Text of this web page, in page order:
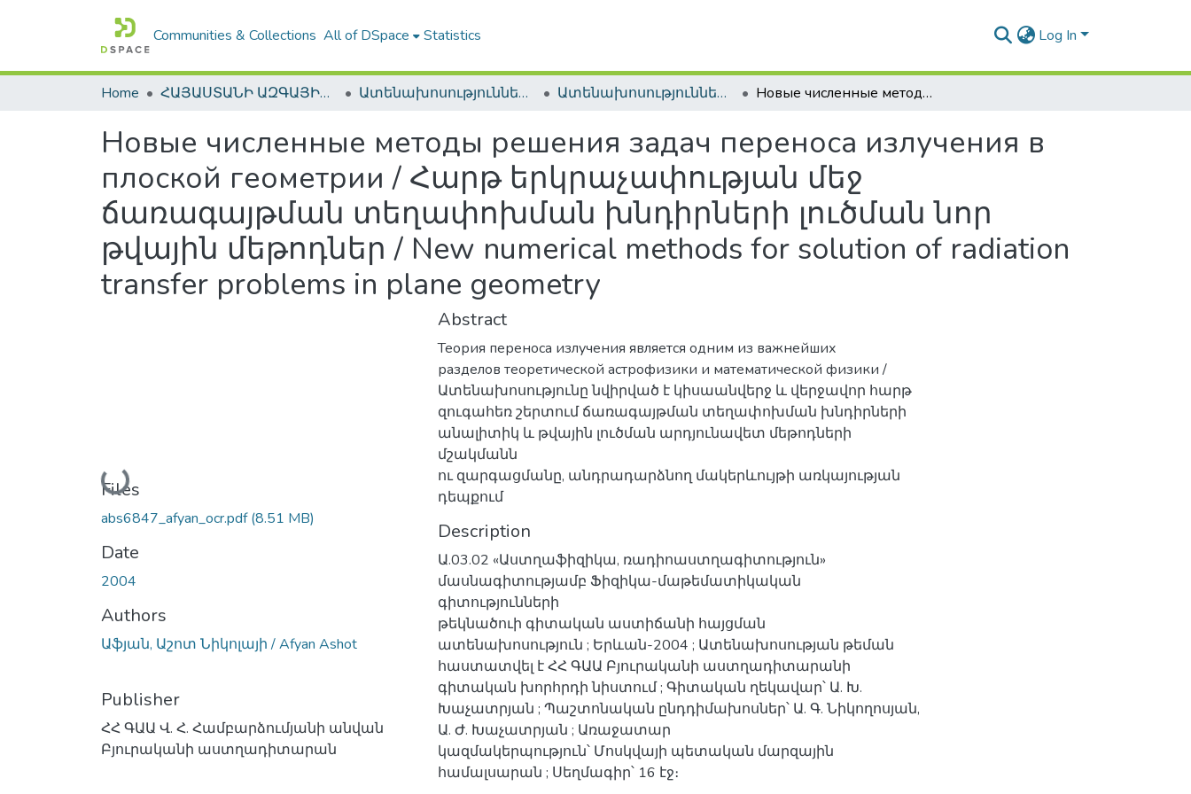
Communities & Collections All of DSpace Statistics Log In
Home ՀԱՅԱՍՏԱՆԻ ԱԶԳԱՅԻՆ ԳՐԱԴԱՐԱՆԻ ԹՎԱՅԻՆ ՊԱՀՈՑ / DIGITAL REPOSITORY OF NLA Ատենախոսություններ և սեղմագրեր / Theses & Abstracts Ատենախոսություններ և սեղմագրեր / Theses & Abstracts Новые численные методы решения задач переноса излучения в плоской геометрии / Հարթ երկրաչափության մեջ ճառագայթման տեղափոխման խնդիրների լուծման նոր թվային մեթոդներ / New numerical methods for solution of radiation transfer problems in plane geometry
Новые численные методы решения задач переноса излучения в
плоской геометрии / Հարթ երկրաչափության մեջ
ճառագայթման տեղափոխման խնդիրների լուծման նոր
թվային մեթոդներ / New numerical methods for solution of radiation
transfer problems in plane geometry
Loading...
Files
abs6847_afyan_ocr.pdf(8.51 MB)
Date
2004
Authors
Աֆյան, Աշոտ Նիկոլայի / Afyan Ashot
Publisher
ՀՀ ԳԱԱ Վ. Հ. Համբարձումյանի անվան
Բյուրականի աստղադիտարան
Abstract
Теория переноса излучения является одним из важнейших
разделов теоретической астрофизики и математической физики /
Ատենախոսությունը նվիրված է կիսաանվերջ և վերջավոր հարթ
զուգահեռ շերտում ճառագայթման տեղափոխման խնդիրների
անալիտիկ և թվային լուծման արդյունավետ մեթոդների
մշակմանն
ու զարգացմանը, անդրադարձնող մակերևույթի առկայության
դեպքում
Description
Ա.03.02 «Աստղաֆիզիկա, ռադիոաստղագիտություն»
մասնագիտությամբ Ֆիզիկա-մաթեմատիկական
գիտությունների
թեկնածուի գիտական աստիճանի հայցման
ատենախոսություն ; Երևան-2004 ; Ատենախոսության թեման
հաստատվել է ՀՀ ԳԱԱ Բյուրականի աստղադիտարանի
գիտական խորհրդի նիստում ; Գիտական ղեկավար՝ Ա. Խ.
Խաչատրյան ; Պաշտոնական ընդդիմախոսներ՝ Ա. Գ. Նիկողոսյան,
Ա. Ժ. Խաչատրյան ; Առաջատար
կազմակերպություն՝ Մոսկվայի պետական մարզային
համալսարան ; Սեղմագիր՝ 16 էջ։